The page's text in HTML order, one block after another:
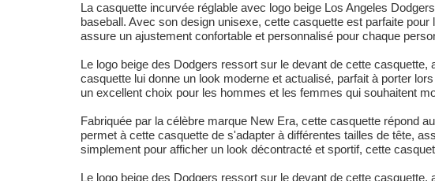
La casquette incurvée réglable avec logo beige Los Angeles
baseball. Avec son design unisexe, cette casquette est parfaite
assure un ajustement confortable et personnalisé pour chaque
Le logo beige des Dodgers ressort sur le devant de cette
casquette lui donne un look moderne et actualisé, parfait à porter
un excellent choix pour les hommes et les femmes qui souhaitent
Fabriquée par la célèbre marque New Era, cette casquette répond
permet à cette casquette de s'adapter à différentes tailles de tête,
simplement pour afficher un look décontracté et sportif, cette
Le logo beige des Dodgers ressort sur le devant de cette